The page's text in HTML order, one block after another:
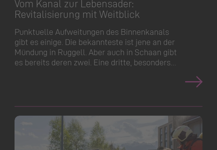
Vom Kanal zur Lebensader:
Revitalisierung mit Weitblick
Punktuelle Aufweitungen des Binnenkanals
gibt es einige. Die bekannteste ist jene an der
Mündung in Ruggell. Aber auch in Schaan gibt
es bereits deren zwei. Eine dritte, besonders…